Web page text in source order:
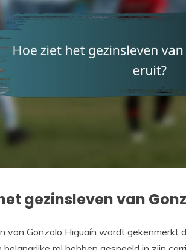
gezinsleven van
van Gonzalo Higuaín wordt gekenmerkt